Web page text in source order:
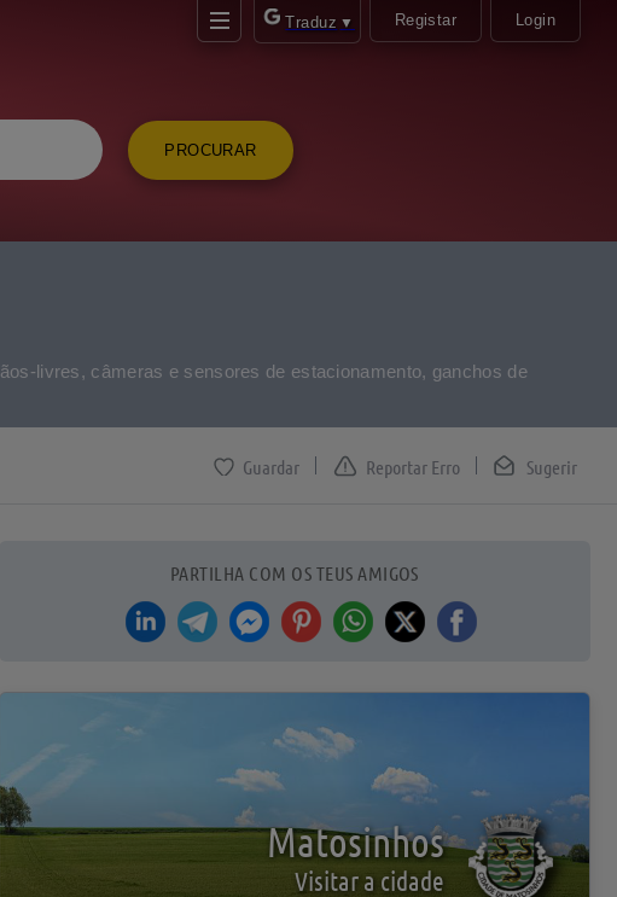
Traduz ▼ Registar Login
PROCURAR
livres, câmeras e sensores de estacionamento, ganchos de
Sugerir
Reportar Erro
PARTILHA COM OS TEUS AMIGOS
Matosinhos
Visitar a cidade